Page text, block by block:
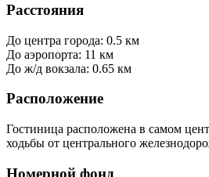
Расстояния
До центра города: 0.5 км
До аэропорта: 11 км
До ж/д вокзала: 0.65 км
Расположение
Гостиница расположена в самом
ходьбы от центрального
Номерной фонд